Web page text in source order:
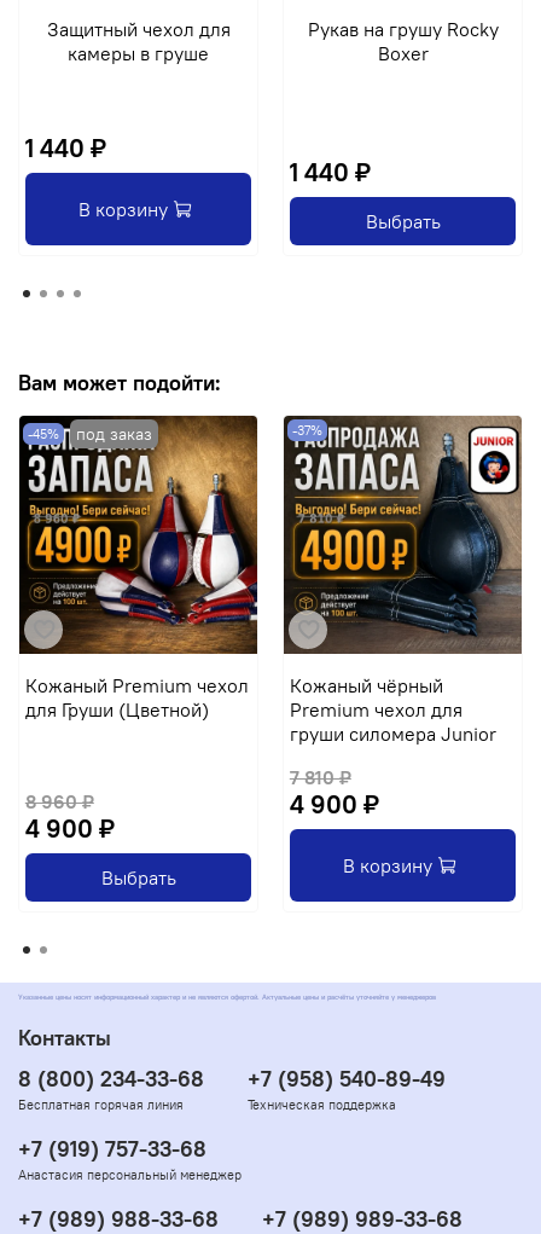
Защитный чехол для
камеры в груше
1 440 ₽
В корзину
Рукав на грушу Rocky
Boxer
1 440 ₽
Выбрать
Вам может подойти:
-45%
Кожаный Premium чехол
для Груши (Цветной)
8 960 ₽
4 900 ₽
Выбрать
-37%
Кожаный чёрный
Premium чехол для
груши силомера Junior
7 810 ₽
4 900 ₽
В корзину
Указанные цены носят информационный характер и не являются офертой. Актуальные цены и расчёты уточняйте у менеджеров
Контакты
8 (800) 234-33-68
Бесплатная горячая линия
+7 (958) 540-89-49
Техническая поддержка
+7 (919) 757-33-68
Анастасия персональный менеджер
+7 (989) 988-33-68 +7 (989) 989-33-68